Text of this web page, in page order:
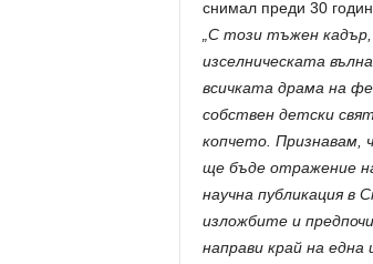
снимал преди 30
„С този тъжен
изселническата
всичката драма на
собствен детски
копчето. Признавам,
ще бъде отражение
научна публикация в
изложбите и
направи край на